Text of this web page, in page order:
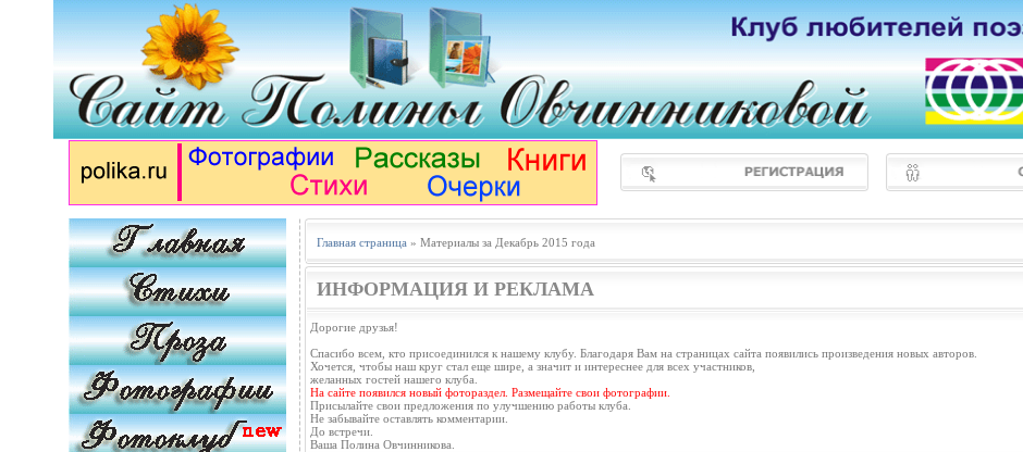
Главная страница » Материалы за Декабрь 2015 года
ИНФОРМАЦИЯ И РЕКЛАМА
Дорогие друзья!
Спасибо всем, кто присоединился к нашему клубу. Благодаря Вам на страницах сайта появились произведения новых авторов.
Хочется, чтобы наш круг стал еще шире, а значит и интереснее для всех участников,
желанных гостей нашего клуба.
На сайте появился новый фотораздел. Размещайте свои фотографии.
Присылайте свои предложения по улучшению работы клуба.
Не забывайте оставлять комментарии.
До встречи.
Ваша Полина Овчинникова.